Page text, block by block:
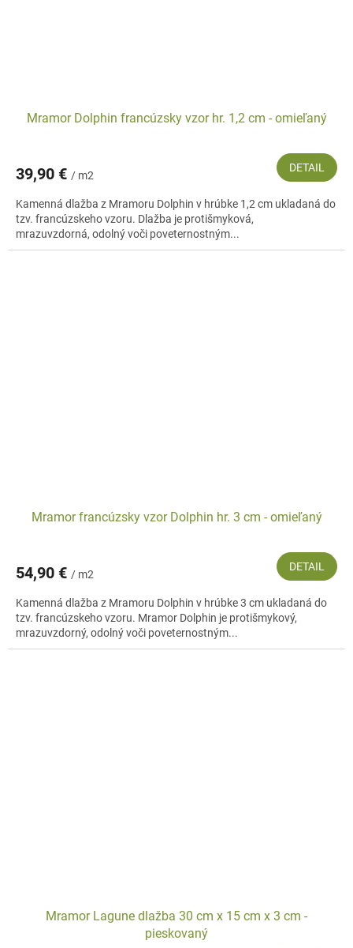
Mramor Dolphin francúzsky vzor hr. 1,2 cm - omieľaný
39,90 € / m2
DETAIL
Kamenná dlažba z Mramoru Dolphin v hrúbke 1,2 cm ukladaná do
tzv. francúzskeho vzoru. Dlažba je protišmyková,
mrazuvzdorná, odolný voči poveternostným...
Mramor francúzsky vzor Dolphin hr. 3 cm - omieľaný
54,90 € / m2
DETAIL
Kamenná dlažba z Mramoru Dolphin v hrúbke 3 cm ukladaná do
tzv. francúzskeho vzoru. Mramor Dolphin je protišmykový,
mrazuvzdorný, odolný voči poveternostným...
Mramor Lagune dlažba 30 cm x 15 cm x 3 cm -
pieskovaný